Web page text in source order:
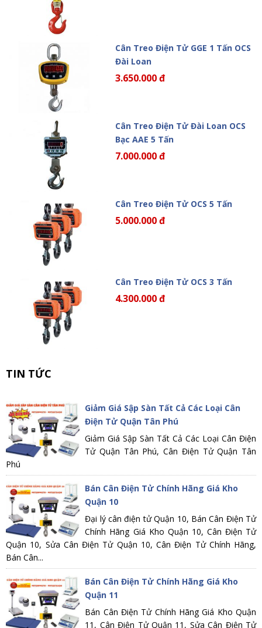
Cân Treo Điện Tử GGE 1 Tấn OCS
Đài Loan
3.650.000 đ
Cân Treo Điện Tử Đài Loan OCS
Bạc AAE 5 Tấn
7.000.000 đ
Cân Treo Điện Tử OCS 5 Tấn
5.000.000 đ
Cân Treo Điện Tử OCS 3 Tấn
4.300.000 đ
TIN TỨC
Giảm Giá Sập Sàn Tất Cả Các Loại Cân
Điện Tử Quận Tân Phú
Giảm Giá Sập Sàn Tất Cả Các Loại Cân Điện
Tử Quận Tân Phú, Cân Điện Tử Quận Tân
Phú
Bán Cân Điện Tử Chính Hãng Giá Kho
Quận 10
Đại lý cân điện tử Quận 10, Bán Cân Điện Tử
Chính Hãng Giá Kho Quận 10, Cân Điện Tử
Quận 10, Sửa Cân Điện Tử Quận 10, Cân Điện Tử Chính Hãng,
Bán Cân...
Bán Cân Điện Tử Chính Hãng Giá Kho
Quận 11
Bán Cân Điện Tử Chính Hãng Giá Kho Quận
11, Cân Điện Tử Quận 11, Sửa Cân Điện Tử